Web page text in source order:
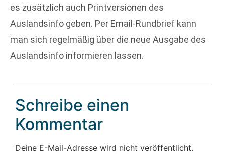
es zusätzlich auch Printversionen des
Auslandsinfo geben. Per Email-Rundbrief kann
man sich regelmäßig über die neue Ausgabe des
Auslandsinfo informieren lassen.
Schreibe einen
Kommentar
Deine E-Mail-Adresse wird nicht veröffentlicht.